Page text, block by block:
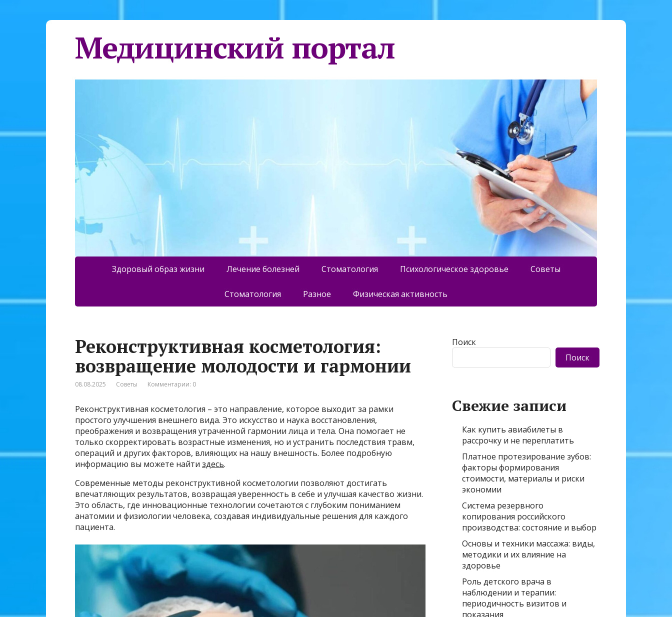
Медицинский портал
Здоровый образ жизни Лечение болезней Стоматология Психологическое здоровье Советы
Стоматология Разное Физическая активность
Реконструктивная косметология:
возвращение молодости и гармонии
08.08.2025 Советы Комментарии: 0
Реконструктивная косметология – это направление, которое выходит за рамки
простого улучшения внешнего вида. Это искусство и наука восстановления,
преображения и возвращения утраченной гармонии лица и тела. Она помогает не
только скорректировать возрастные изменения, но и устранить последствия травм,
операций и других факторов, влияющих на нашу внешность. Более подробную
информацию вы можете найти здесь.
Современные методы реконструктивной косметологии позволяют достигать
впечатляющих результатов, возвращая уверенность в себе и улучшая качество жизни.
Это область, где инновационные технологии сочетаются с глубоким пониманием
анатомии и физиологии человека, создавая индивидуальные решения для каждого
пациента.
Поиск
Поиск
Свежие записи
Как купить авиабилеты в
рассрочку и не переплатить
Платное протезирование зубов:
факторы формирования
стоимости, материалы и риски
экономии
Система резервного
копирования российского
производства: состояние и выбор
Основы и техники массажа: виды,
методики и их влияние на
здоровье
Роль детского врача в
наблюдении и терапии:
периодичность визитов и
показания